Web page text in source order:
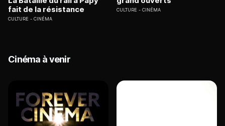
fait de la résistance
CULTURE CINÉMA
CULTURE CINÉMA
Cinéma à venir